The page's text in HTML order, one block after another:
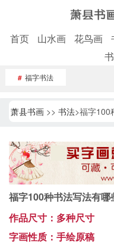
首页 山水画 花鸟画
# 福字书法
萧县书画>> 书法>福字100
福字100种书法写法有
作品尺寸：多种尺寸
字画性质：手绘原稿